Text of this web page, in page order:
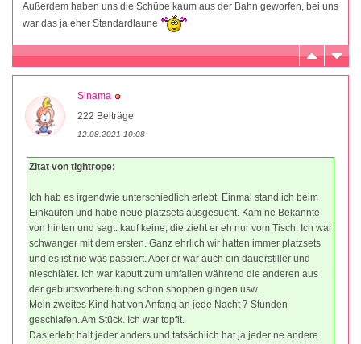
Außerdem haben uns die Schübe kaum aus der Bahn geworfen, bei uns
war das ja eher Standardlaune
Sinama
222 Beiträge
12.08.2021 10:08
Zitat von tightrope:
Ich hab es irgendwie unterschiedlich erlebt. Einmal stand ich beim
Einkaufen und habe neue platzsets ausgesucht. Kam ne Bekannte
von hinten und sagt: kauf keine, die zieht er eh nur vom Tisch. Ich war
schwanger mit dem ersten. Ganz ehrlich wir hatten immer platzsets
und es ist nie was passiert. Aber er war auch ein dauerstiller und
nieschläfer. Ich war kaputt zum umfallen während die anderen aus
der geburtsvorbereitung schon shoppen gingen usw.
Mein zweites Kind hat von Anfang an jede Nacht 7 Stunden
geschlafen. Am Stück. Ich war topfit.
Das erlebt halt jeder anders und tatsächlich hat ja jeder ne andere